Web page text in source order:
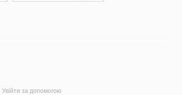
Увійти за допомогою